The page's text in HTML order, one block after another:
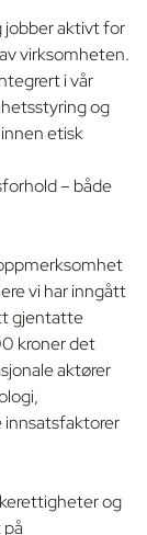
jobber aktivt for
virksomheten.
i vår
og
etisk
– både
vi har inngått
gjentatte
kroner det
aktører
innsatsfaktorer
og